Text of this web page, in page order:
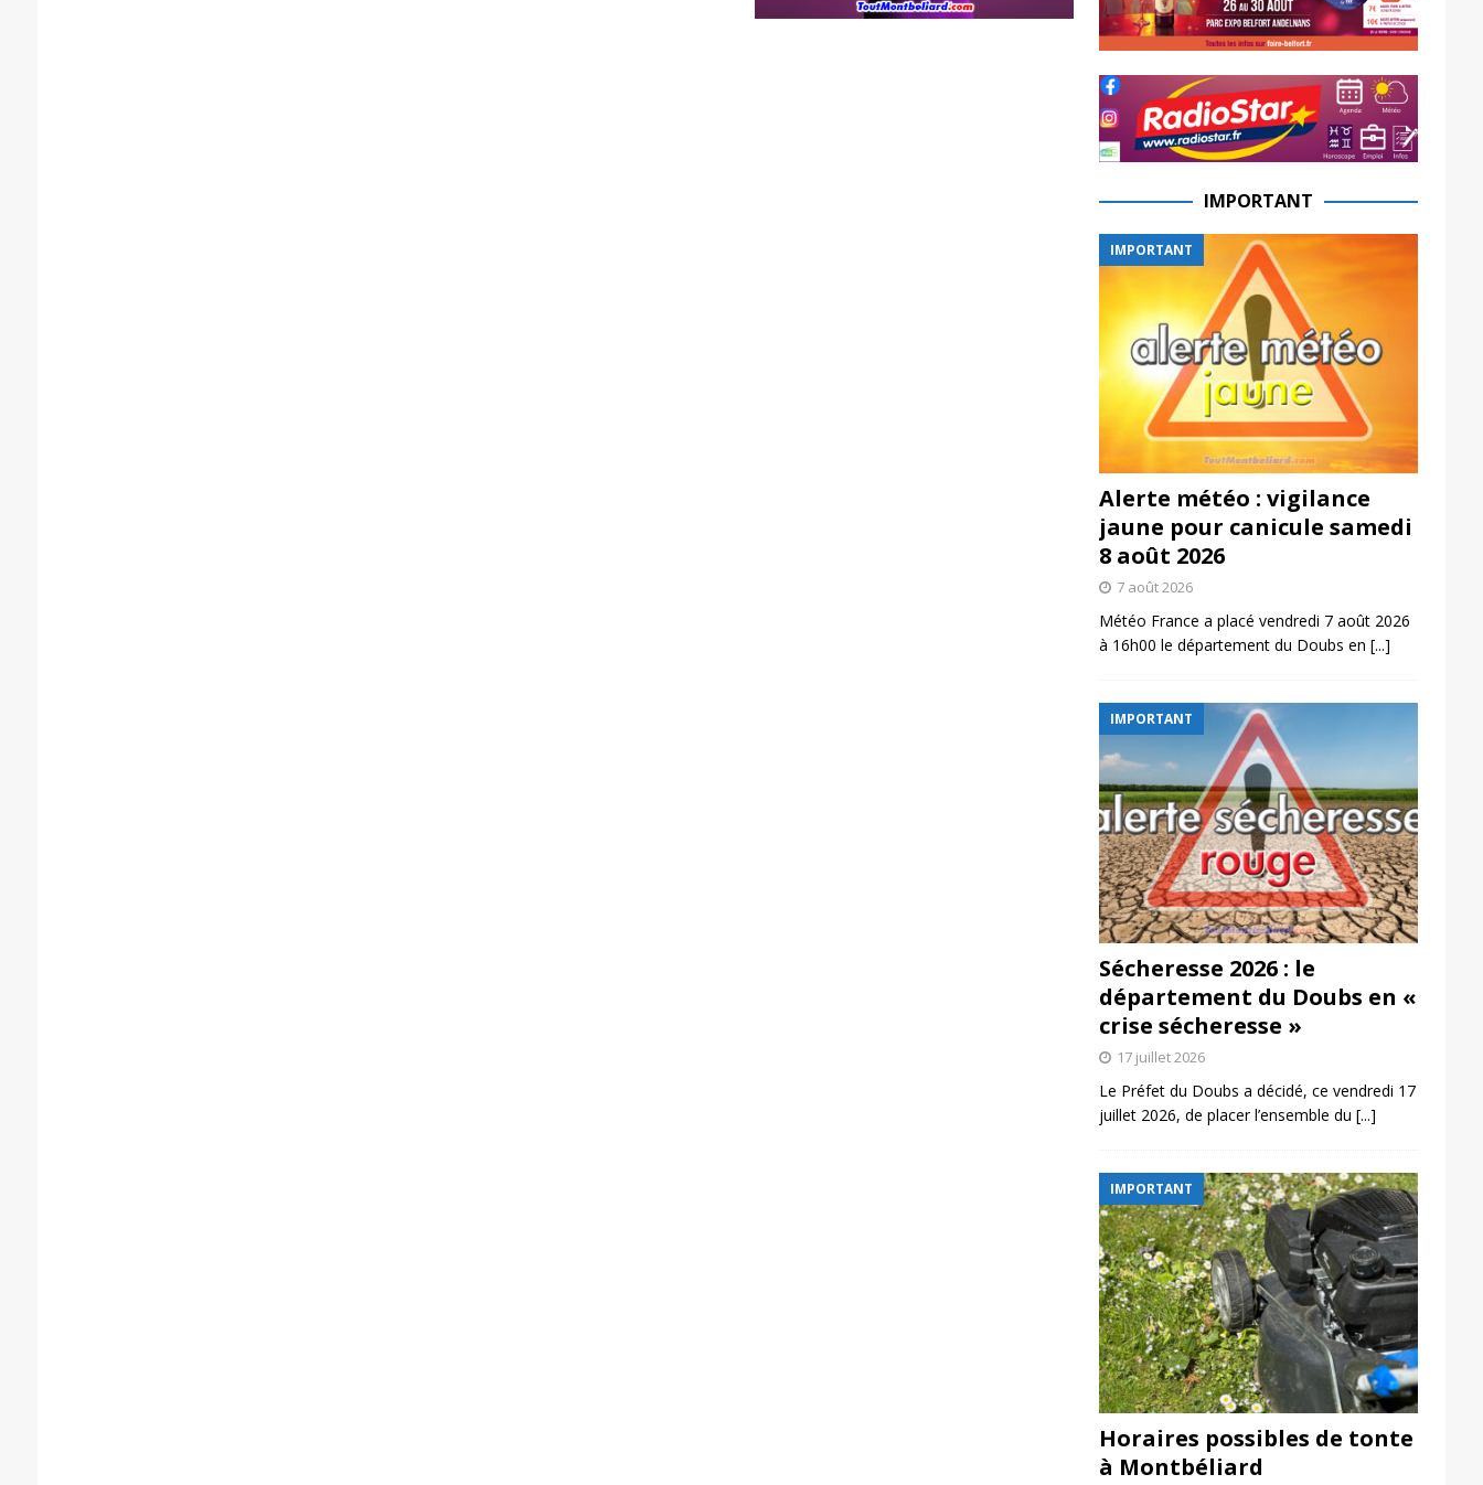
IMPORTANT
IMPORTANT
Alerte météo : vigilance
jaune pour canicule samedi
8 août 2026
7 août 2026
Météo France a placé vendredi 7 août 2026
à 16h00 le département du Doubs en [...]
IMPORTANT
Sécheresse 2026 : le
département du Doubs en «
crise sécheresse »
17 juillet 2026
Le Préfet du Doubs a décidé, ce vendredi 17
juillet 2026, de placer l’ensemble du [...]
IMPORTANT
Horaires possibles de tonte
à Montbéliard